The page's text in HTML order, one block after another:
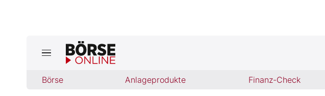
Börse Anlageprodukte Finanz-Check
Jetzt aktuelle Ausgabe BÖRSE ONLINE lesen